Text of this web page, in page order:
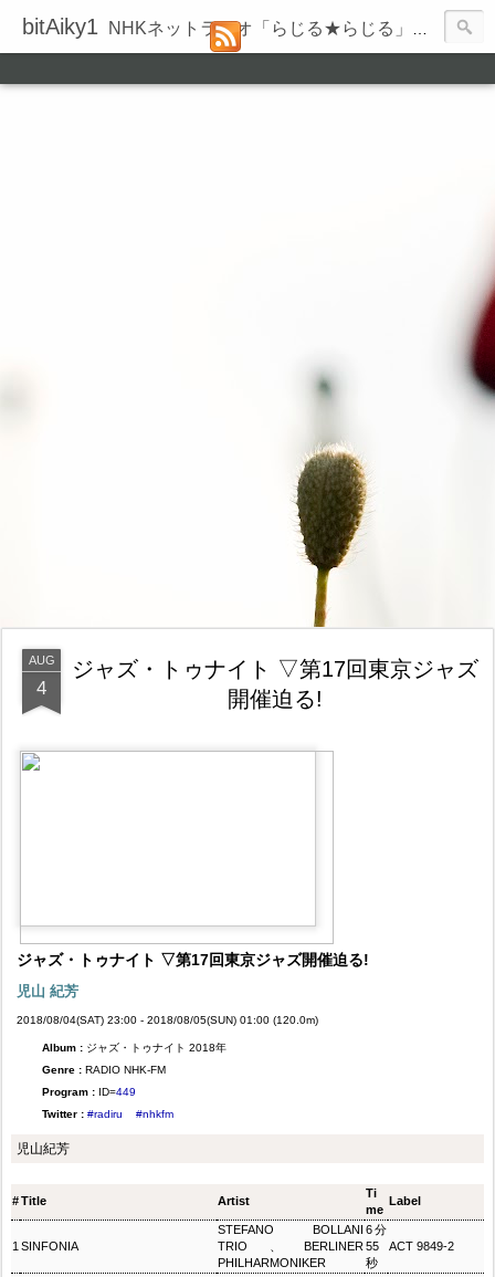
bitAiky1 NHKネットラジオ「らじる★らじる」の録音履歴
AUG
4
ジャズ・トゥナイト ▽第17回東京ジャズ
開催迫る!
ジャズ・トゥナイト ▽第17回東京ジャズ開催迫る!
児山 紀芳
2018/08/04(SAT) 23:00 - 2018/08/05(SUN) 01:00 (120.0m)
Album : ジャズ・トゥナイト 2018年
Genre : RADIO NHK-FM
Program : ID=449
Twitter : #radiru #nhkfm
児山紀芳
#Title Artist
Ti
me
Label
1 SINFONIA
STEFANO BOLLANI
TRIO、BERLINER
PHILHARMONIKER
6分
55
秒
ACT 9849-2